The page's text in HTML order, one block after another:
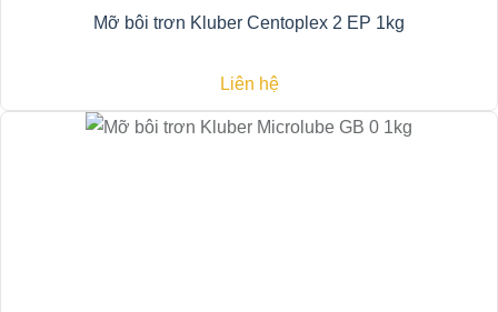
Mỡ bôi trơn Kluber Centoplex 2 EP 1kg
Liên hệ